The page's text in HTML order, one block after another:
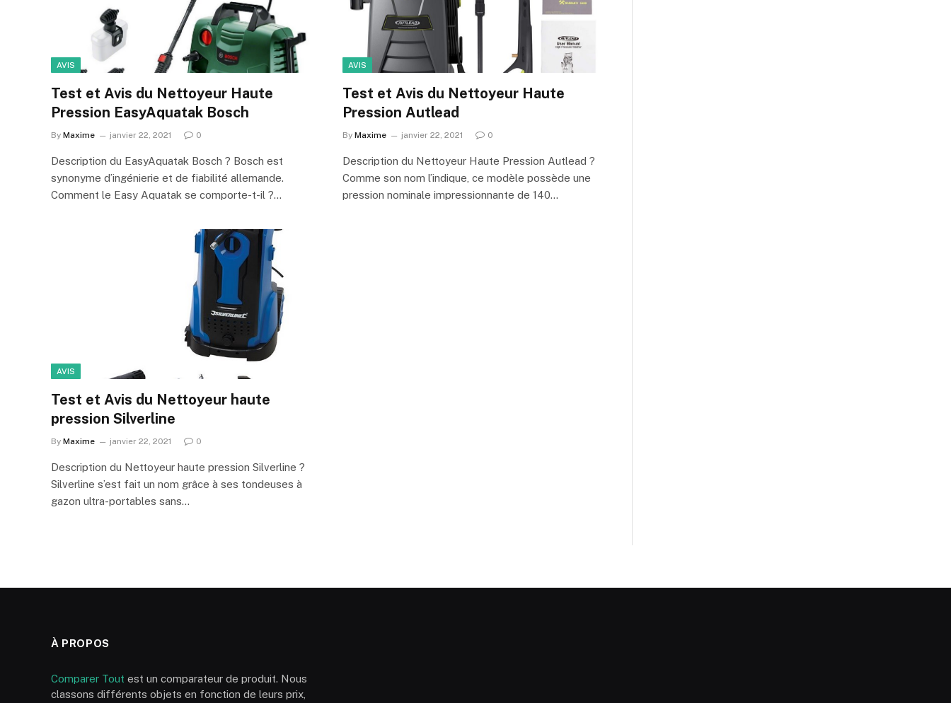
AVIS
Test et Avis du Nettoyeur Haute
Pression EasyAquatak Bosch
By Maxime janvier 22, 2021 0
Description du EasyAquatak Bosch ? Bosch est
synonyme d’ingénierie et de fiabilité allemande.
Comment le Easy Aquatak se comporte-t-il ?…
AVIS
Test et Avis du Nettoyeur Haute
Pression Autlead
By Maxime janvier 22, 2021 0
Description du Nettoyeur Haute Pression Autlead ?
Comme son nom l’indique, ce modèle possède une
pression nominale impressionnante de 140…
AVIS
Test et Avis du Nettoyeur haute
pression Silverline
By Maxime janvier 22, 2021 0
Description du Nettoyeur haute pression Silverline ?
Silverline s’est fait un nom grâce à ses tondeuses à
gazon ultra-portables sans…
À PROPOS
Comparer Tout est un comparateur de produit. Nous
classons différents objets en fonction de leurs prix,